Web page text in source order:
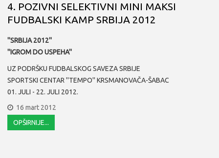
4. POZIVNI SELEKTIVNI MINI MAKSI
FUDBALSKI KAMP SRBIJA 2012
''SRBIJA 2012''
''IGROM DO USPEHA''
UZ PODRŠKU FUDBALSKOG SAVEZA SRBIJE
SPORTSKI CENTAR ''TEMPO'' KRSMANOVAČA-ŠABAC
01. JULI - 22. JULI 2012.
16 mart 2012
OPŠIRNIJE...